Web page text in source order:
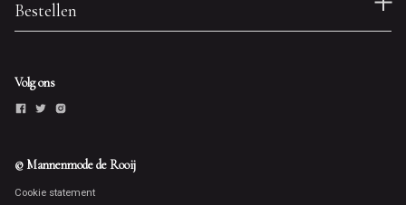
Bestellen
Volg ons
© Mannenmode de Rooij
Cookie statement